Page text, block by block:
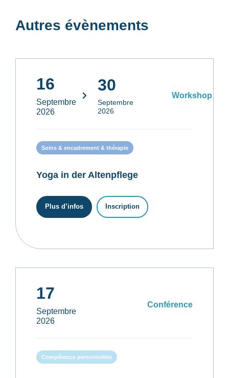
Autres évènements
16
Septembre
2026
30
Septembre
2026
Workshop
Soins & encadrement & thérapie
Yoga in der Altenpflege
Plus d’infos Inscription
17
Septembre
2026
Conférence
Compétence personnelles